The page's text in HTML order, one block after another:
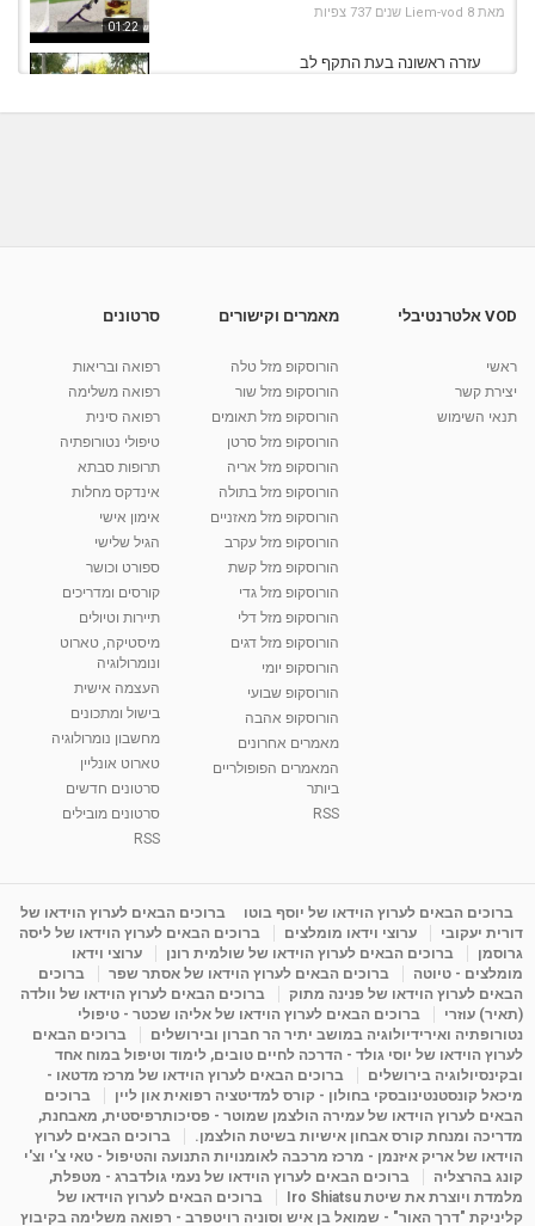
01:22
מאת Liem-vod 8 שנים 737 צפיות
עזרה ראשונה בעת התקף לב
מאת
10:17
קרין גורן - העוגה המתגלצ’ת ללא קמח
38.5k צפיות
01:37
יוסי שר - מתמחה בשיטת אלכסנדר וטאי צ'י
2,738 צפיות
01:46
רנה רז-גילו -טיפול אנרגטי ויעוץ רוחני - נומרולוגית
2,315 צפיות
05:37
סודות בתאריך הלידה, משמעות חודש הלידה -
ינואר זינה ליבשיץ נומרולוגית
ליסה גרוסמן - המרכז לאימון התנהגותי - קשב
09:12
מדיטציה בדמיון מודרך - היכרות עם האני הפנימי
מאת admin 11 שנים 3,650 צפיות
פנינה מתוק - מרכז "נתיב הלב" בהרצליה-
מדיטציה-התחדשות
Shahar-vod
VOD אלטרנטיבלי
ראשי
יצירת קשר
תנאי השימוש
מאמרים וקישורים
הורוסקופ מזל טלה
הורוסקופ מזל שור
הורוסקופ מזל תאומים
הורוסקופ מזל סרטן
הורוסקופ מזל אריה
הורוסקופ מזל בתולה
הורוסקופ מזל מאזניים
הורוסקופ מזל עקרב
הורוסקופ מזל קשת
הורוסקופ מזל גדי
הורוסקופ מזל דלי
הורוסקופ מזל דגים
הורוסקופ יומי
הורוסקופ שבועי
הורוסקופ אהבה
מאמרים אחרונים
המאמרים הפופולריים
ביותר
RSS
סרטונים
רפואה ובריאות
רפואה משלימה
רפואה סינית
טיפולי נטורופתיה
תרופות סבתא
אינדקס מחלות
אימון אישי
הגיל שלישי
ספורט וכושר
קורסים ומדריכים
תיירות וטיולים
מיסטיקה, טארוט
ונומרולוגיה
העצמה אישית
בישול ומתכונים
מחשבון נומרולוגיה
טארוט אונליין
סרטונים חדשים
סרטונים מובילים
RSS
ברוכים הבאים לערוץ הוידאו של יוסף בוטו
ברוכים הבאים לערוץ הוידאו של
דורית יעקובי
ערוצי וידאו מומלצים
ברוכים הבאים לערוץ הוידאו של ליסה
גרוסמן
ברוכים הבאים לערוץ הוידאו של שולמית רונן
ערוצי וידאו
מומלצים - טיוטה
ברוכים הבאים לערוץ הוידאו של אסתר שפר
ברוכים
הבאים לערוץ הוידאו של פנינה מתוק
ברוכים הבאים לערוץ הוידאו של וולדה
(תאיר) עוזרי
ברוכים הבאים לערוץ הוידאו של אליהו שכטר - טיפולי
נטורופתיה ואירידיולוגיה במושב יתיר הר חברון ובירושלים
ברוכים הבאים
לערוץ הוידאו של יוסי גולד - הדרכה לחיים טובים, לימוד וטיפול במוח אחד
ובקינסיולוגיה בירושלים
ברוכים הבאים לערוץ הוידאו של מרכז מדטאו -
מיכאל קונסטנטינובסקי בחולון - קורס למדיטציה רפואית און ליין
ברוכים
הבאים לערוץ הוידאו של עמירה הולצמן שמוטר - פסיכותרפיסטית, מאבחנת,
מדריכה ומנחת קורס אבחון אישיות בשיטת הולצמן.
ברוכים הבאים לערוץ
הוידאו של אריק איזנמן - מרכז מרכבה לאומנויות התנועה והטיפול - טאי צ'י וצ'י
קונג בהרצליה
ברוכים הבאים לערוץ הוידאו של נעמי גולדברג - מטפלת,
מלמדת ויוצרת את שיטת Iro Shiatsu
ברוכים הבאים לערוץ הוידאו של
קליניקת "דרך האור" - שמואל בן איש וסוניה רויטפרב - רפואה משלימה בקיבוץ